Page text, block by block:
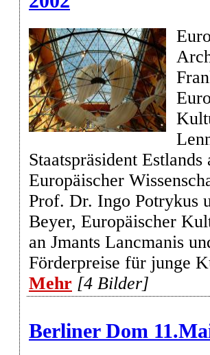
Staatspräsident Estlands
Europäischer
Prof. Dr. Ingo Potrykus
Beyer, Europäischer
an Jmants Lancmanis
Förderpreise für junge
Mehr [4 Bilder]
Berliner Dom